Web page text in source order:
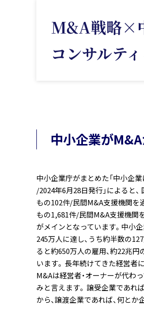
M&A戦略×
コンサルテ
中小企業が
中小企業庁がまとめた「中小企
/2024年6月28日発行」によると
もの102件/民間M&A支援機関を
もの1,681件/民間M&A支援機関
がメインとなっています。中小
245万人に達し、うち約半数の
ると約650万人の雇用、約22兆
います。 長年続けてきた経営者
M&Aは経営者・オーナーが代わ
みと言えます。 譲受企業であれ
から、譲渡企業であれば、何と